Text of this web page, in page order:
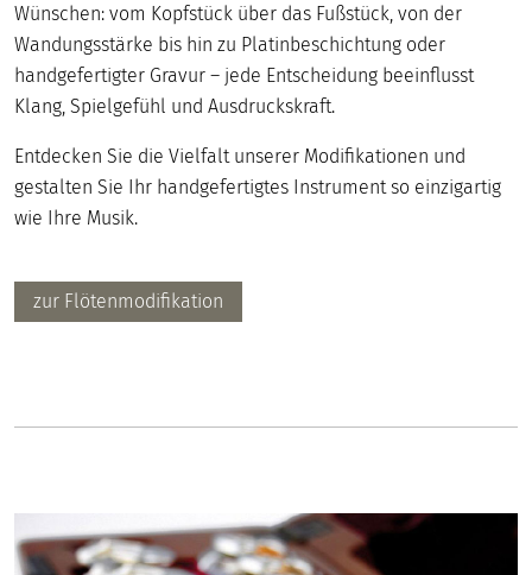
Wünschen: vom Kopfstück über das Fußstück, von der
Wandungsstärke bis hin zu Platinbeschichtung oder
handgefertigter Gravur – jede Entscheidung beeinflusst
Klang, Spielgefühl und Ausdruckskraft.
Entdecken Sie die Vielfalt unserer Modifikationen und
gestalten Sie Ihr handgefertigtes Instrument so einzigartig
wie Ihre Musik.
zur Flötenmodifikation